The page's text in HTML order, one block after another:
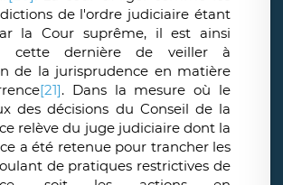
de l'ordre judiciaire étant
la Cour suprême, il est ainsi
cette dernière de veiller à
de la jurisprudence en matière
[21]. Dans la mesure où le
des décisions du Conseil de la
relève du juge judiciaire dont la
a été retenue pour trancher les
de pratiques restrictives de